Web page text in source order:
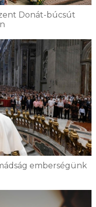
Donát-búcsút
emberségünk